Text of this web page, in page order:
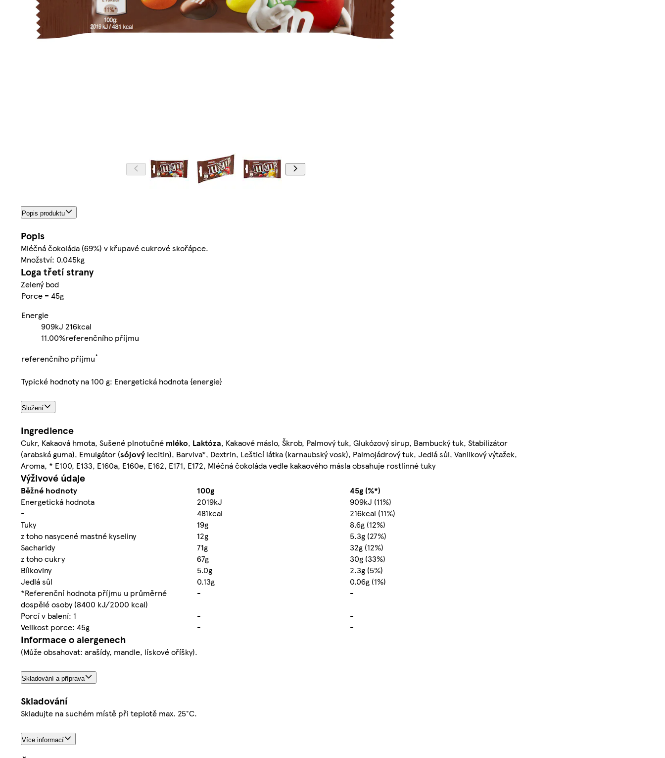
Popis produktu
Popis
Mléčná čokoláda (69%) v křupavé cukrové skořápce.
Množství: 0.045kg
Loga třetí strany
Zelený bod
Porce = 45g
Energie
909kJ 216kcal
11.00%referenčního příjmu
referenčního příjmu*
Typické hodnoty na 100 g: Energetická hodnota {energie}
Složení
Ingredience
Cukr, Kakaová hmota, Sušené plnotučné mléko, Laktóza, Kakaové máslo, Škrob, Palmový tuk, Glukózový sirup, Bambucký tuk, Stabilizátor
(arabská guma), Emulgátor (sójový lecitin), Barviva*, Dextrin, Lešticí látka (karnaubský vosk), Palmojádrový tuk, Jedlá sůl, Vanilkový výtažek,
Aroma, * E100, E133, E160a, E160e, E162, E171, E172, Mléčná čokoláda vedle kakaového másla obsahuje rostlinné tuky
Výživové údaje
Běžné hodnoty 100g
45g (%*)
Energetická hodnota
2019kJ
909kJ (11%)
-
481kcal
216kcal (11%)
Tuky
19g
8.6g (12%)
z toho nasycené mastné kyseliny
12g
5.3g (27%)
Sacharidy
71g
32g (12%)
z toho cukry
67g
30g (33%)
Bílkoviny
5.0g
2.3g (5%)
Jedlá sůl
0.13g
0.06g (1%)
*Referenční hodnota příjmu u průměrné
dospělé osoby (8400 kJ/2000 kcal)
-
-
Porcí v balení: 1
-
-
Velikost porce: 45g
- -
Informace o alergenech
(Může obsahovat: arašídy, mandle, lískové oříšky).
Skladování a příprava
Skladování
Skladujte na suchém místě při teplotě max. 25°C.
Více informací